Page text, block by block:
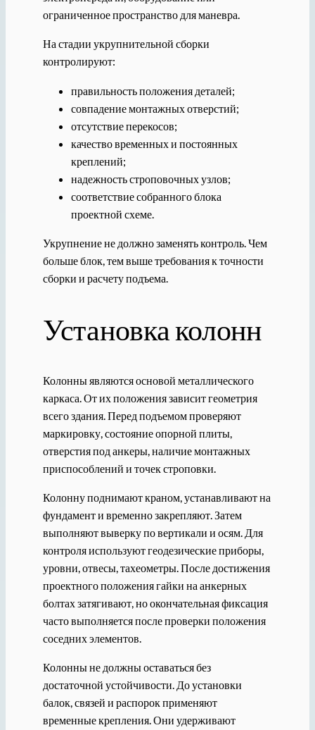
ограниченное пространство для маневра.
На стадии укрупнительной сборки
контролируют:
правильность положения деталей;
совпадение монтажных отверстий;
отсутствие перекосов;
качество временных и постоянных
креплений;
надежность строповочных узлов;
соответствие собранного блока
проектной схеме.
Укрупнение не должно заменять контроль. Чем
больше блок, тем выше требования к точности
сборки и расчету подъема.
Установка колонн
Колонны являются основой металлического
каркаса. От их положения зависит геометрия
всего здания. Перед подъемом проверяют
маркировку, состояние опорной плиты,
отверстия под анкеры, наличие монтажных
приспособлений и точек строповки.
Колонну поднимают краном, устанавливают на
фундамент и временно закрепляют. Затем
выполняют выверку по вертикали и осям. Для
контроля используют геодезические приборы,
уровни, отвесы, тахеометры. После достижения
проектного положения гайки на анкерных
болтах затягивают, но окончательная фиксация
часто выполняется после проверки положения
соседних элементов.
Колонны не должны оставаться без
достаточной устойчивости. До установки
балок, связей и распорок применяют
временные крепления. Они удерживают